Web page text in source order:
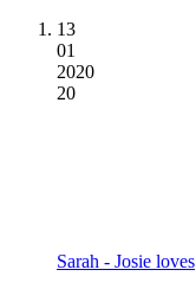
13
01
2020
20
Sarah - Josie loves